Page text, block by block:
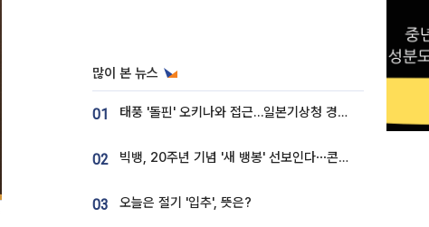
많이 본 뉴스
01 태풍 '돌핀' 오키나와 접근…일본기상청 경로 업데이트
02 빅뱅, 20주년 기념 '새 뱅봉' 선보인다⋯콘서트 앞두고 팝업 개최
03 오늘은 절기 '입추', 뜻은?